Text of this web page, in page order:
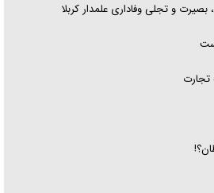
و تجلی وفاداری علمدار کربلا
تجارت